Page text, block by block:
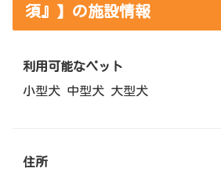
須』】の施設情報
利用可能なペット
小型犬 中型犬 大型犬
住所